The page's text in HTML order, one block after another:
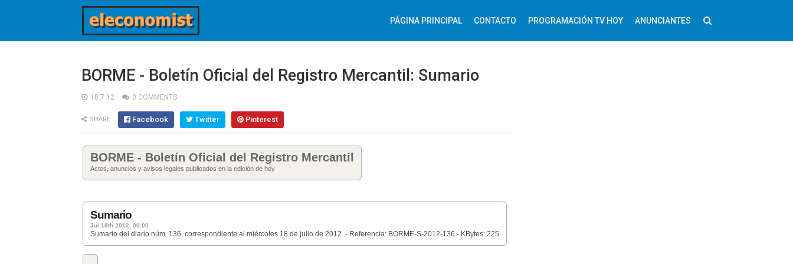
PÁGINA PRINCIPAL CONTACTO PROGRAMACIÓN TV HOY ANUNCIANTES
BORME - Boletín Oficial del Registro Mercantil: Sumario
18.7.12 0 COMMENTS
SHARE: Facebook Twitter Pinterest
BORME - Boletín Oficial del Registro Mercantil
Actos, anuncios y avisos legales publicados en la edición de hoy
Sumario
Jul 18th 2012, 00:00
Sumario del diario núm. 136, correspondiente al miércoles 18 de julio de 2012. - Referencia: BORME-S-2012-136 - KBytes: 225